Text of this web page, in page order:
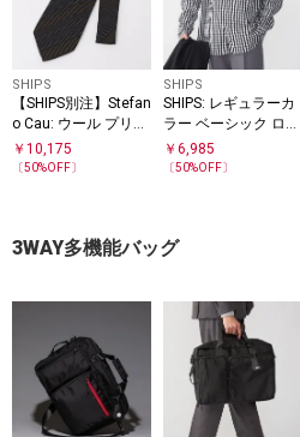
SHIPS
【SHIPS別注】Stefan
o Cau: ウール プリン
ト ドット ストライプ
ネクタイ
￥ 10,175
〔50%OFF〕
SHIPS
SHIPS: レギュラーカ
ラー ベーシック ロン
グスリーブ シャツ
〈ストライプ/ギンガ
￥6,985
〔50%OFF〕
3WAY多機能バッグ